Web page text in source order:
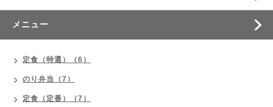
メニュー
定食（特選）（6）
のり弁当（7）
定食（定番）（7）